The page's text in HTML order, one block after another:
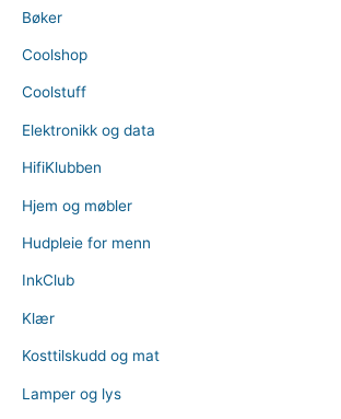
Bøker
Coolshop
Coolstuff
Elektronikk og data
HifiKlubben
Hjem og møbler
Hudpleie for menn
InkClub
Klær
Kosttilskudd og mat
Lamper og lys